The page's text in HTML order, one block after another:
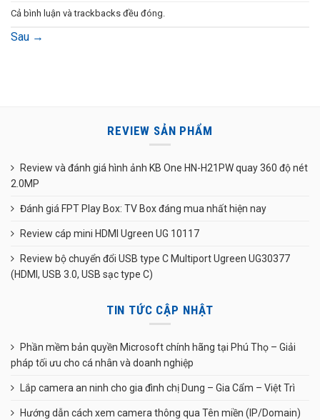
Cả bình luận và trackbacks đều đóng.
Sau →
REVIEW SẢN PHẨM
Review và đánh giá hình ảnh KB One HN-H21PW quay 360 độ nét
2.0MP
Đánh giá FPT Play Box: TV Box đáng mua nhất hiện nay
Review cáp mini HDMI Ugreen UG 10117
Review bộ chuyển đổi USB type C Multiport Ugreen UG30377
(HDMI, USB 3.0, USB sạc type C)
TIN TỨC CẬP NHẬT
Phần mềm bản quyền Microsoft chính hãng tại Phú Thọ – Giải
pháp tối ưu cho cá nhân và doanh nghiệp
Lắp camera an ninh cho gia đình chị Dung – Gia Cẩm – Việt Trì
Hướng dẫn cách xem camera thông qua Tên miền (IP/Domain)